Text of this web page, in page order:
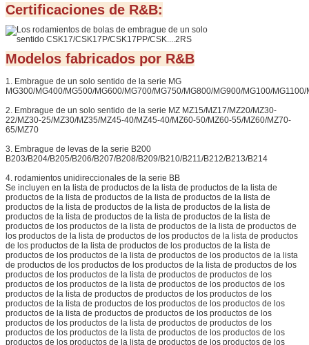
Certificaciones de R&B:
Modelos fabricados por R&B
1. Embrague de un solo sentido de la serie MG
MG300/MG400/MG500/MG600/MG700/MG750/MG800/MG900/MG100/
2. Embrague de un solo sentido de la serie MZ MZ15/MZ17/MZ20/MZ30-
22/MZ30-25/MZ30/MZ35/MZ45-40/MZ45-40/MZ60-50/MZ60-55/MZ60/MZ70-
65/MZ70
3. Embrague de levas de la serie B200
B203/B204/B205/B206/B207/B208/B209/B210/B211/B212/B213/B214
4. rodamientos unidireccionales de la serie BB
Se incluyen en la lista de productos de la lista de productos de la lista de
productos de la lista de productos de la lista de productos de la lista de
productos de la lista de productos de la lista de productos de la lista de
productos de la lista de productos de la lista de productos de la lista de
productos de los productos de la lista de productos de la lista de productos de
los productos de la lista de productos de los productos de la lista de productos
de los productos de la lista de productos de los productos de la lista de
productos de los productos de la lista de productos de los productos de la lista
de productos de los productos de los productos de la lista de productos de los
productos de los productos de la lista de productos de productos de los
productos de los productos de la lista de productos de los productos de los
productos de la lista de productos de productos de los productos de los
productos de la lista de productos de los productos de los productos de los
productos de la lista de productos de productos de los productos de los
productos de los productos de la lista de productos de productos de los
productos de los productos de la lista de productos de los productos de los
productos de los productos de la lista de productos de los productos de los